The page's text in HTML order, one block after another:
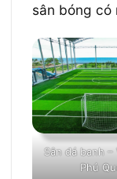
sân bóng có
Sân đá banh
Phú